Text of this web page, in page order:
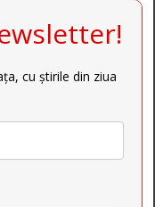
cu știrile din ziua